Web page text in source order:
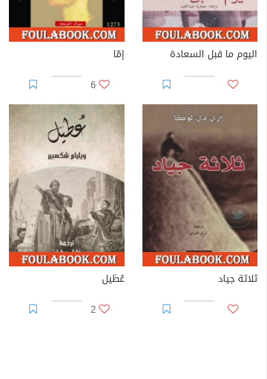
اليوم ما قبل السعادة
إمّا
6
ثلاثة جياد
عُطَيل
2